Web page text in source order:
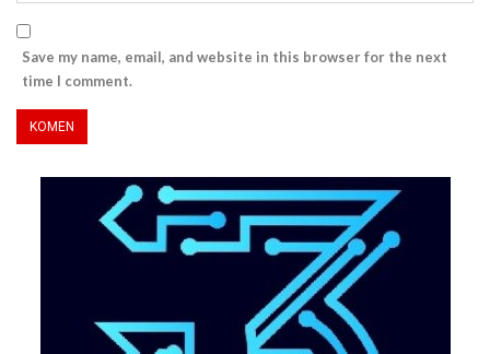
Save my name, email, and website in this browser for the next
time I comment.